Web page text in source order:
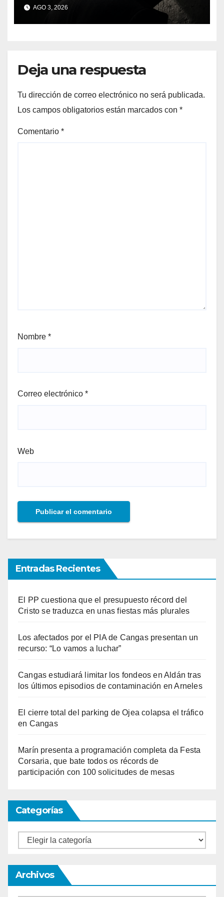
presentación literaria en
Bueu
AGO 3, 2026
Deja una respuesta
Tu dirección de correo electrónico no será publicada.
Los campos obligatorios están marcados con *
Comentario *
Nombre *
Correo electrónico *
Web
Entradas Recientes
El PP cuestiona que el presupuesto récord del
Cristo se traduzca en unas fiestas más plurales
Los afectados por el PIA de Cangas presentan un
recurso: “Lo vamos a luchar”
Cangas estudiará limitar los fondeos en Aldán tras
los últimos episodios de contaminación en Arneles
El cierre total del parking de Ojea colapsa el tráfico
en Cangas
Marín presenta a programación completa da Festa
Corsaria, que bate todos os récords de
participación con 100 solicitudes de mesas
Categorías
Categorías
Archivos